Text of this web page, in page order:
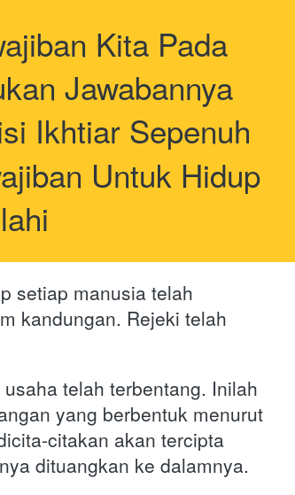
Kita Pada
Jawabannya
Ikhtiar Sepenuh
Untuk Hidup
setiap manusia telah
kandungan. Rejeki telah
telah terbentang. Inilah
yang berbentuk menurut
citakan akan tercipta
dituangkan ke dalamnya.